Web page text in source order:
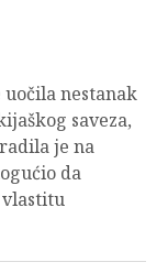
nestanak
saveza,
je na
da